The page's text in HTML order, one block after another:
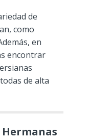
de
como
en
encontrar
de alta
Hermanas